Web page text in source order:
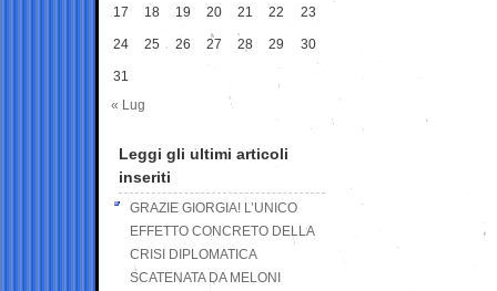
17 18 19 20 21 22 23
24 25 26 27 28 29 30
31
« Lug
Leggi gli ultimi articoli
inseriti
GRAZIE GIORGIA! L’UNICO
EFFETTO CONCRETO DELLA
CRISI DIPLOMATICA
SCATENATA DA MELONI